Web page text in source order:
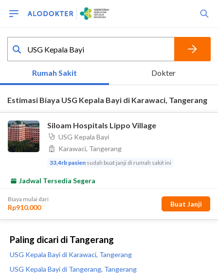
Paling dicari di Tangerang
USG Kepala Bayi di Karawaci, Tangerang
USG Kepala Bayi di Tangerang, Tangerang